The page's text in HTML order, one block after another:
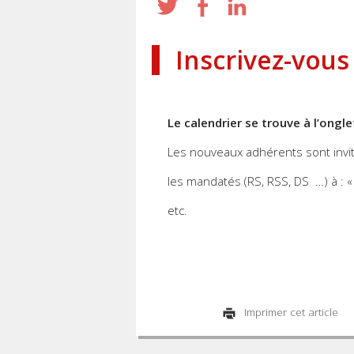
Inscrivez-
Le calendrier se trouve à l’onglet
Les nouveaux adhérents sont
les mandatés (RS, RSS, DS …) à
etc.
Imprimer cet article